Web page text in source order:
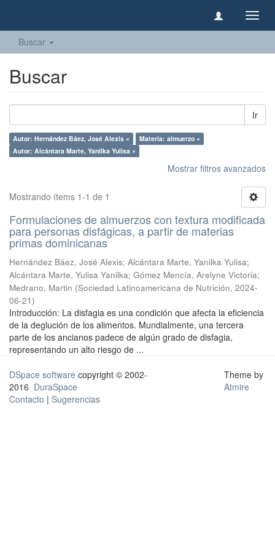
Buscar
Buscar
Ir
Autor: Hernández Báez, José Alexis ×
Materia: almuerzo ×
Autor: Alcántara Marte, Yanilka Yulisa ×
Mostrar filtros avanzados
Mostrando ítems 1-1 de 1
Formulaciones de almuerzos con textura modificada
para personas disfágicas, a partir de materias
primas dominicanas
Hernández Báez, José Alexis; Alcántara Marte, Yanilka Yulisa;
Alcántara Marte, Yulisa Yanilka; Gómez Mencía, Arelyne Victoria;
Medrano, Martin (Sociedad Latinoamericana de Nutrición, 2024-
06-21)
Introducción: La disfagia es una condición que afecta la eficiencia
de la deglución de los alimentos. Mundialmente, una tercera
parte de los ancianos padece de algún grado de disfagia,
representando un alto riesgo de ...
DSpace software copyright © 2002-
2016 DuraSpace
Contacto | Sugerencias
Theme by
Atmire